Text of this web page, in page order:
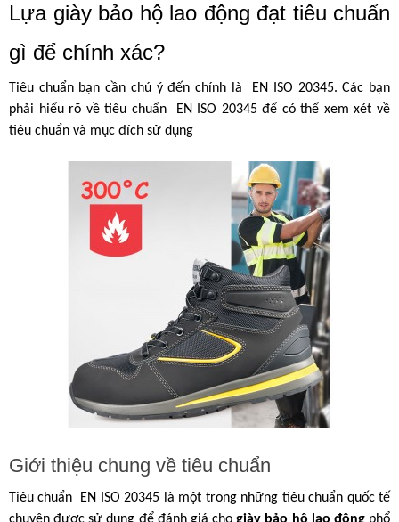
Lựa giày bảo hộ lao động đạt tiêu chuẩn
gì để chính xác?
Tiêu chuẩn bạn cần chú ý đến chính là  EN ISO 20345. Các bạn
phải hiểu rõ về tiêu chuẩn  EN ISO 20345 để có thể xem xét về
tiêu chuẩn và mục đích sử dụng
Giới thiệu chung về tiêu chuẩn
Tiêu chuẩn  EN ISO 20345 là một trong những tiêu chuẩn quốc tế
chuyên được sử dụng để đánh giá cho giày bảo hộ lao động phổ